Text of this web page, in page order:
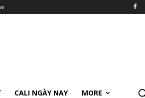
CALI NGÀY NAY MORE